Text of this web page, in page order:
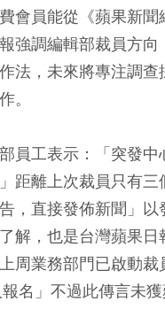
會員能從《蘋果新聞
強調編輯部裁員方向
法，未來將專注調查
。
員工表示：「突發中
距離上次裁員只有三
，直接發佈新聞」以
解，也是台灣蘋果日
周業務部門已啟動
名」不過此傳言未獲